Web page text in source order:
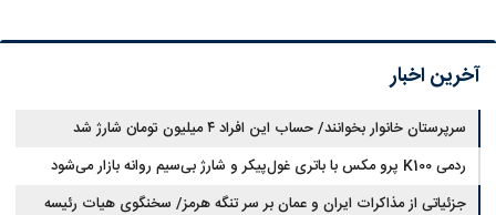
آخرین اخبار
سرپرستان خانوار بخوانند/ حساب این افراد ۴ میلیون تومان شارژ شد
ردمی K100 پرو مکس با باتری غول‌پیکر و شارژ بی‌سیم روانه بازار می‌شود
جزئیاتی از مذاکرات ایران و عمان بر سر تنگه هرمز/ سخنگوی هیات رئیسه